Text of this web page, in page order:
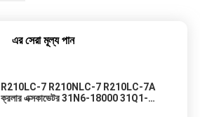
এর সেরা মূল্য পান
R210LC-7 R210NLC-7 R210LC-7A
ক্রলার এক্সকাভেটর 31N6-18000 31Q1-